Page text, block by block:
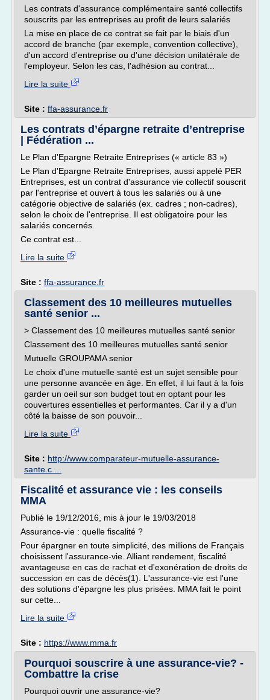
Les contrats d'assurance complémentaire santé collectifs
souscrits par les entreprises au profit de leurs salariés
La mise en place de ce contrat se fait par le biais d'un
accord de branche (par exemple, convention collective),
d'un accord d'entreprise ou d'une décision unilatérale de
l'employeur. Selon les cas, l'adhésion au contrat...
Lire la suite
Site : ffa-assurance.fr
Les contrats d’épargne retraite d’entreprise
| Fédération ...
Le Plan d'Epargne Retraite Entreprises (« article 83 »)
Le Plan d'Epargne Retraite Entreprises, aussi appelé PER
Entreprises, est un contrat d'assurance vie collectif souscrit
par l'entreprise et ouvert à tous les salariés ou à une
catégorie objective de salariés (ex. cadres ; non-cadres),
selon le choix de l'entreprise. Il est obligatoire pour les
salariés concernés.
Ce contrat est...
Lire la suite
Site : ffa-assurance.fr
Classement des 10 meilleures mutuelles
santé senior ...
> Classement des 10 meilleures mutuelles santé senior
Classement des 10 meilleures mutuelles santé senior
Mutuelle GROUPAMA senior
Le choix d'une mutuelle santé est un sujet sensible pour
une personne avancée en âge. En effet, il lui faut à la fois
garder un oeil sur son budget tout en optant pour les
couvertures essentielles et performantes. Car il y a d'un
côté la baisse de son pouvoir...
Lire la suite
Site : http://www.comparateur-mutuelle-assurance-
sante.c ...
Fiscalité et assurance vie : les conseils
MMA
Publié le 19/12/2016, mis à jour le 19/03/2018
Assurance-vie : quelle fiscalité ?
Pour épargner en toute simplicité, des millions de Français
choisissent l'assurance-vie. Alliant rendement, fiscalité
avantageuse en cas de rachat et d'exonération de droits de
succession en cas de décès(1). L'assurance-vie est l'une
des solutions d'épargne les plus prisées. MMA fait le point
sur cette...
Lire la suite
Site : https://www.mma.fr
Pourquoi souscrire à une assurance-vie? -
Combattre la crise
Pourquoi ouvrir une assurance-vie?